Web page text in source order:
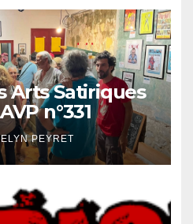
Arts Satiriques
n°331
PEYRET